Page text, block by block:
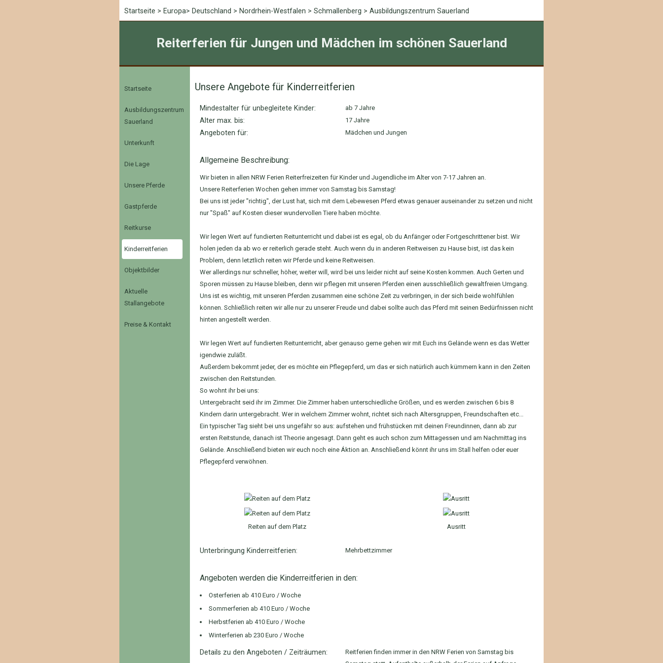
Startseite > Europa> Deutschland > Nordrhein-Westfalen > Schmallenberg > Ausbildungszentrum Sauerland
Reiterferien für Jungen und Mädchen im schönen Sauerland
Startseite
Ausbildungszentrum
Sauerland
Unterkunft
Die Lage
Unsere Pferde
Gastpferde
Reitkurse
Kinderreitferien
Objektbilder
Aktuelle
Stallangebote
Preise & Kontakt
Unsere Angebote für Kinderreitferien
Mindestalter für unbegleitete Kinder: ab 7 Jahre
Alter max. bis: 17 Jahre
Angeboten für: Mädchen und Jungen
Allgemeine Beschreibung:
Wir bieten in allen NRW Ferien Reiterfreizeiten für Kinder und Jugendliche im Alter von 7-17 Jahren an.
Unsere Reiterferien Wochen gehen immer von Samstag bis Samstag!
Bei uns ist jeder "richtig", der Lust hat, sich mit dem Lebewesen Pferd etwas genauer auseinander zu setzen und nicht
nur "Spaß" auf Kosten dieser wundervollen Tiere haben möchte.
Wir legen Wert auf fundierten Reitunterricht und dabei ist es egal, ob du Anfänger oder Fortgeschrittener bist. Wir
holen jeden da ab wo er reiterlich gerade steht. Auch wenn du in anderen Reitweisen zu Hause bist, ist das kein
Problem, denn letztlich reiten wir Pferde und keine Reitweisen.
Wer allerdings nur schneller, höher, weiter will, wird bei uns leider nicht auf seine Kosten kommen. Auch Gerten und
Sporen müssen zu Hause bleiben, denn wir pflegen mit unseren Pferden einen ausschließlich gewaltfreien Umgang.
Uns ist es wichtig, mit unseren Pferden zusammen eine schöne Zeit zu verbringen, in der sich beide wohlfühlen
können. Schließlich reiten wir alle nur zu unserer Freude und dabei sollte auch das Pferd mit seinen Bedürfnissen nicht
hinten angestellt werden.
Wir legen Wert auf fundierten Reitunterricht, aber genauso gerne gehen wir mit Euch ins Gelände wenn es das Wetter
igendwie zuläßt.
Außerdem bekommt jeder, der es möchte ein Pflegepferd, um das er sich natürlich auch kümmern kann in den Zeiten
zwischen den Reitstunden.
So wohnt ihr bei uns:
Untergebracht seid ihr im Zimmer. Die Zimmer haben unterschiedliche Größen, und es werden zwischen 6 bis 8
Kindern darin untergebracht. Wer in welchem Zimmer wohnt, richtet sich nach Altersgruppen, Freundschaften etc...
Ein typischer Tag sieht bei uns ungefähr so aus: aufstehen und frühstücken mit deinen Freundinnen, dann ab zur
ersten Reitstunde, danach ist Theorie angesagt. Dann geht es auch schon zum Mittagessen und am Nachmittag ins
Gelände. Anschließend bieten wir euch noch eine Áktion an. Anschließend könnt ihr uns im Stall helfen oder euer
Pflegepferd verwöhnen.
Reiten auf dem Platz Ausritt
Unterbringung Kinderreitferien: Mehrbettzimmer
Angeboten werden die Kinderreitferien in den:
Osterferien ab 410 Euro / Woche
Sommerferien ab 410 Euro / Woche
Herbstferien ab 410 Euro / Woche
Winterferien ab 230 Euro / Woche
Details zu den Angeboten / Zeiträumen:
Reitferien finden immer in den NRW Ferien von Samstag bis